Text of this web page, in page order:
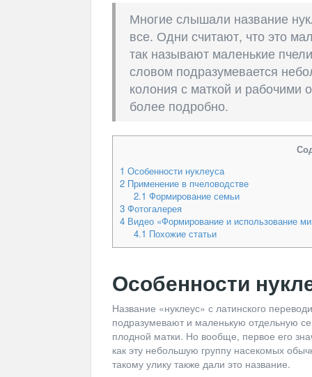
Многие слышали название
все. Одни считают, что это
так называют маленькие
словом подразумевается
колония с маткой и рабочими
более подробно.
1 Особенности нуклеуса
2 Применение в пчеловодстве
2.1 Формирование семьи
3 Фотогалерея
4 Видео «Формирование и использование
4.1 Похожие статьи
Особенности
Название «нуклеус» с латинского
подразумевают и маленькую отдельную
плодной матки. Но вообще, первое его
как эту небольшую группу насекомых
такому улику также дали это название.